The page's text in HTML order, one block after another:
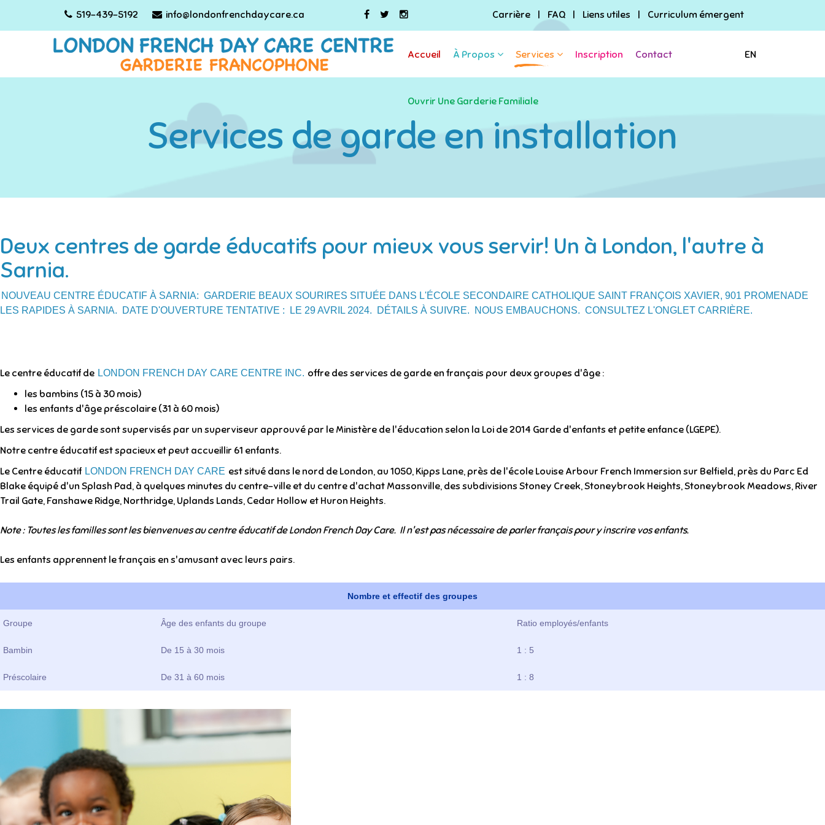
Carrière | FAQ | Liens utiles | Curriculum émergent
519-439-5192 info@londonfrenchdaycare.ca
Accueil À Propos Services Inscription Contact
Ouvrir Une Garderie Familiale
EN
Services de garde en installation
Deux centres de garde éducatifs pour mieux vous servir! Un à London, l'autre à
Sarnia.
NOUVEAU CENTRE ÉDUCATIF À SARNIA: GARDERIE BEAUX SOURIRES SITUÉE DANS L'ÉCOLE SECONDAIRE CATHOLIQUE SAINT FRANÇOIS XAVIER, 901 PROMENADE
LES RAPIDES À SARNIA. DATE D'OUVERTURE TENTATIVE : LE 29 AVRIL 2024. DÉTAILS À SUIVRE. NOUS EMBAUCHONS. CONSULTEZ L'ONGLET CARRIÈRE.
Le centre éducatif de LONDON FRENCH DAY CARE CENTRE INC. offre des services de garde en français pour deux groupes d'âge :
les bambins (15 à 30 mois)
les enfants d'âge préscolaire (31 à 60 mois)
Les services de garde sont supervisés par un superviseur approuvé par le Ministère de l'éducation selon la Loi de 2014 Garde d'enfants et petite enfance (LGEPE).
Notre centre éducatif est spacieux et peut accueillir 61 enfants.
Le Centre éducatif LONDON FRENCH DAY CARE est situé dans le nord de London, au 1050, Kipps Lane, près de l'école Louise Arbour French Immersion sur Belfield, près du Parc Ed
Blake équipé d'un Splash Pad, à quelques minutes du centre-ville et du centre d'achat Massonville, des subdivisions Stoney Creek, Stoneybrook Heights, Stoneybrook Meadows, River
Trail Gate, Fanshawe Ridge, Northridge, Uplands Lands, Cedar Hollow et Huron Heights.
Note : Toutes les familles sont les bienvenues au centre éducatif de London French Day Care. Il n'est pas nécessaire de parler français pour y inscrire vos enfants.
Les enfants apprennent le français en s'amusant avec leurs pairs.
Nombre et effectif des groupes
Groupe Âge des enfants du groupe Ratio employés/enfants
Bambin De 15 à 30 mois 1 : 5
Préscolaire De 31 à 60 mois 1 : 8